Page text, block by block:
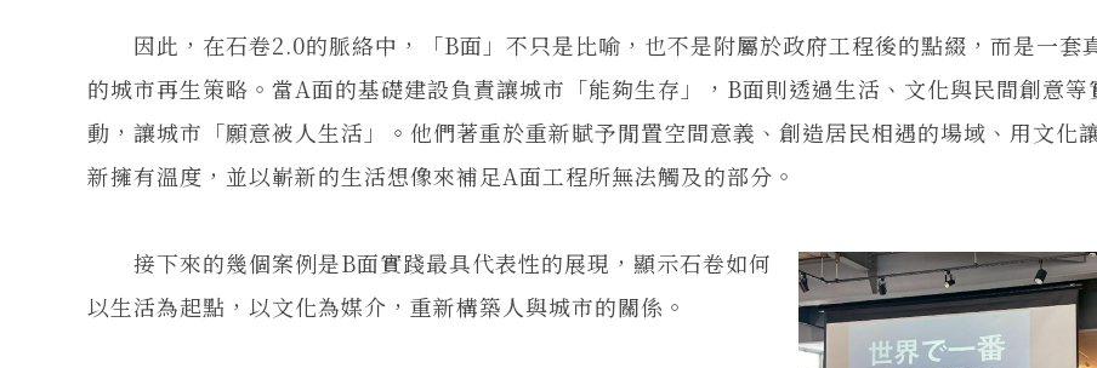
因此，在石卷2.0的脈絡中，「B面」不只是比喻，也不是附屬於政府工程後的點綴，而是一套
的城市再生策略。當A面的基礎建設負責讓城市「能夠生存」，B面則透過生活、文化與民間創意等
動，讓城市「願意被人生活」。他們著重於重新賦予閒置空間意義、創造居民相遇的場域、用文化
新擁有溫度，並以嶄新的生活想像來補足A面工程所無法觸及的部分。
接下來的幾個案例是B面實踐最具代表性的展現，顯示石卷如何
以生活為起點，以文化為媒介，重新構築人與城市的關係。